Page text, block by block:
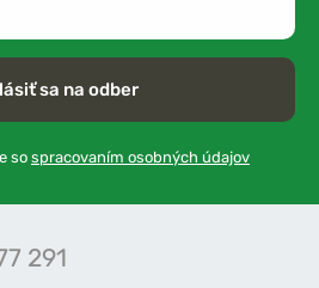
sa na odber
so spracovaním osobných údajov
291